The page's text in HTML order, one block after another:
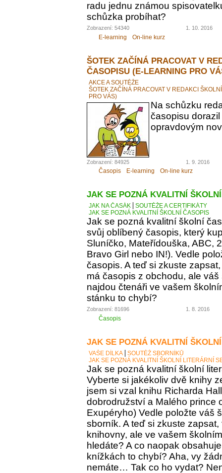
radu jednu známou
schůzka probíhat?
Zobrazení: 54340 1. 10. 2016
E-learning On-line kurz
ŠOTEK ZAČÍNÁ PRACOVAT V
ČASOPISU (E-LEARNING PRO
AKCE A SOUTĚŽE
ŠOTEK ZAČÍNÁ PRACOVAT V REDAKCI
PRO VÁS)
Na schůzku
časopisu
opravdovým
Zobrazení: 84925 1. 9. 2016
Časopis E-learning On-line kurz
JAK SE POZNÁ KVALITNÍ
JAK NA ČASÁK
SOUTĚŽE A CERTIFIKÁTY
JAK SE POZNÁ KVALITNÍ ŠKOLNÍ ČASOPIS
Jak se pozná kvalitní školní
svůj oblíbený časopis, který
Sluníčko, Mateřídouška, ABC,
Bravo Girl nebo IN!). Vedle
časopis. A teď si zkuste
má časopis z obchodu, ale
najdou čtenáři ve vašem
stánku to chybí?
Zobrazení: 81696 1. 8. 2016
Časopis
JAK SE POZNÁ KVALITNÍ
VAŠE DÍLKA
SOUTĚŽ SBORNÍKŮ
JAK SE POZNÁ KVALITNÍ ŠKOLNÍ LITERÁRNÍ
Jak se pozná kvalitní školní
Vyberte si jakékoliv dvě knihy
jsem si vzal knihu Richarda
dobrodružství a Malého prince
Exupéryho) Vedle položte váš
sborník. A teď si zkuste
knihovny, ale ve vašem
hledáte? A co naopak
knížkách to chybí? Aha, vy
nemáte… Tak co ho vydat?